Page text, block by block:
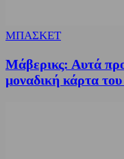
ΜΠΑΣΚΕΤ
Μάβερικς: Αυτά
μοναδική κάρτα